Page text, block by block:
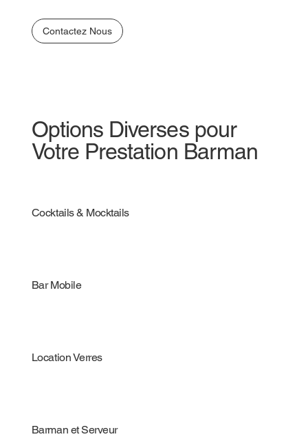
Contactez Nous
Contactez Nous
Options Diverses pour
Votre Prestation Barman
Cocktails & Mocktails
Bar Mobile
Location Verres
Barman et Serveur